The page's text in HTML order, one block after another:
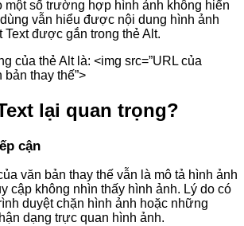
một số trường hợp hình ảnh không hiển
vẫn hiểu được nội dung hình ảnh
Text được gắn trong thẻ Alt.
của thẻ Alt là: <img src=”URL của
bản thay thế”>
lại quan trọng?
cận
văn bản thay thế vẫn là mô tả hình ảnh
cập không nhìn thấy hình ảnh. Lý do có
duyệt chặn hình ảnh hoặc những
dạng trực quan hình ảnh.